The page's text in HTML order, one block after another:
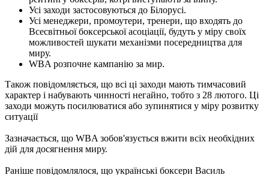
Усі заходи застосовуються до Білорусі.
Усі менеджери, промоутери, тренери, що входять до
Всесвітньої боксерської асоціації, будуть у міру своїх
можливостей шукати механізми посередництва для
миру.
WBA розпочне кампанію за мир.
Також повідомляється, що всі ці заходи мають тимчасовий
характер і набувають чинності негайно, тобто з 28 лютого. Ці
заходи можуть посилюватися або зупинятися у міру розвитку
ситуації
Зазначається, що WBA зобов'язується вжити всіх необхідних
дій для досягнення миру.
Раніше повідомлялося, що українські боксери Василь